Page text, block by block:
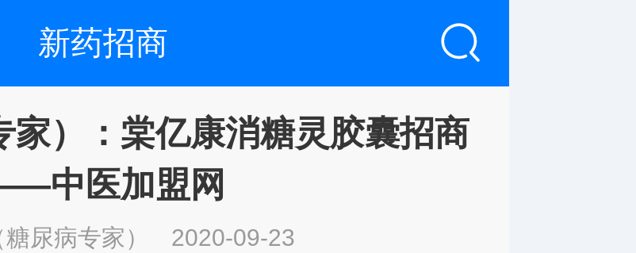
新药招商
家）：棠亿康消糖灵胶囊招商
中医加盟网
尿病专家） 2020-09-23